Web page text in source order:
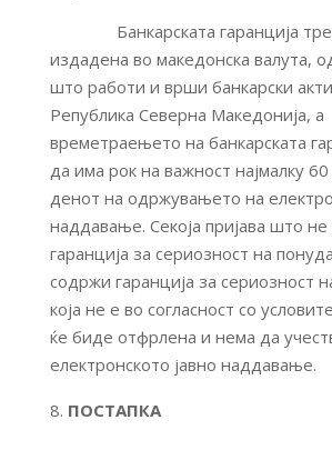
Банкарската гаранција
издадена во македонска валута,
што работи и врши банкарски
Република Северна Македонија, а
времетраењето на банкарската
да има рок на важност најмалку
денот на одржувањето на
наддавање. Секоја пријава што
гаранција за сериозност на
содржи гаранција за сериозност
која не е во согласност со
ќе биде отфрлена и нема да
електронското јавно наддавање.
ПОСТАПКА